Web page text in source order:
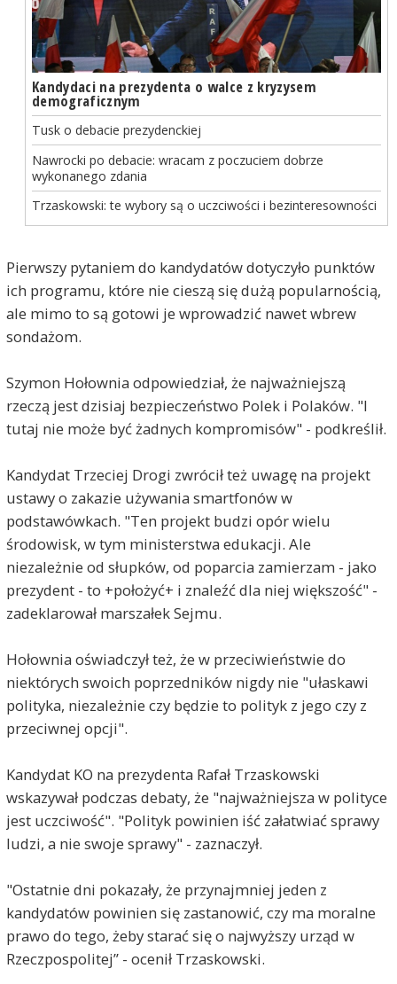
Kandydaci na prezydenta o walce z kryzysem
demograficznym
Tusk o debacie prezydenckiej
Nawrocki po debacie: wracam z poczuciem dobrze
wykonanego zdania
Trzaskowski: te wybory są o uczciwości i bezinteresowności
Pierwszy pytaniem do kandydatów dotyczyło punktów
ich programu, które nie cieszą się dużą popularnością,
ale mimo to są gotowi je wprowadzić nawet wbrew
sondażom.
Szymon Hołownia odpowiedział, że najważniejszą
rzeczą jest dzisiaj bezpieczeństwo Polek i Polaków. "I
tutaj nie może być żadnych kompromisów" - podkreślił.
Kandydat Trzeciej Drogi zwrócił też uwagę na projekt
ustawy o zakazie używania smartfonów w
podstawówkach. "Ten projekt budzi opór wielu
środowisk, w tym ministerstwa edukacji. Ale
niezależnie od słupków, od poparcia zamierzam - jako
prezydent - to +położyć+ i znaleźć dla niej większość" -
zadeklarował marszałek Sejmu.
Hołownia oświadczył też, że w przeciwieństwie do
niektórych swoich poprzedników nigdy nie "ułaskawi
polityka, niezależnie czy będzie to polityk z jego czy z
przeciwnej opcji".
Kandydat KO na prezydenta Rafał Trzaskowski
wskazywał podczas debaty, że "najważniejsza w polityce
jest uczciwość". "Polityk powinien iść załatwiać sprawy
ludzi, a nie swoje sprawy" - zaznaczył.
"Ostatnie dni pokazały, że przynajmniej jeden z
kandydatów powinien się zastanowić, czy ma moralne
prawo do tego, żeby starać się o najwyższy urząd w
Rzeczpospolitej” - ocenił Trzaskowski.